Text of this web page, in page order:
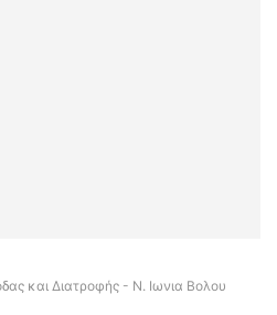
και Διατροφής - Ν. Ιωνια Βολου